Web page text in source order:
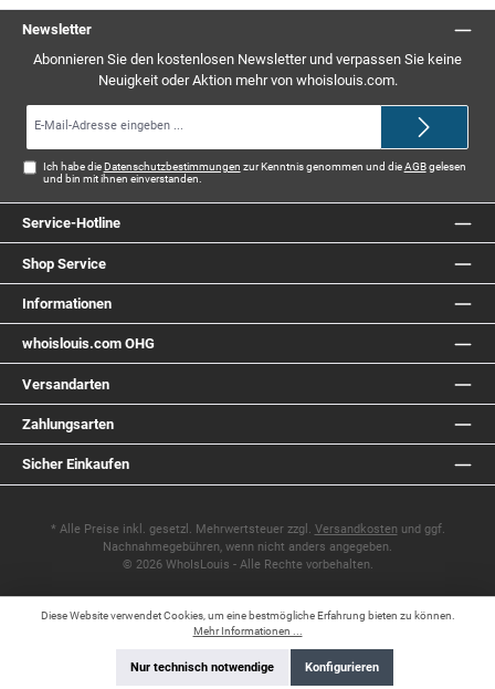
Newsletter
Abonnieren Sie den kostenlosen Newsletter und verpassen Sie keine
Neuigkeit oder Aktion mehr von whoislouis.com.
Ich habe dieDatenschutzbestimmungen zur Kenntnis genommen und dieAGBgelesen
und bin mit ihnen einverstanden.
Service-Hotline
Shop Service
Informationen
Versandarten
Zahlungsarten
whoislouis.com OHG
Sicher Einkaufen
* Alle Preise inkl. gesetzl. Mehrwertsteuer zzgl. Versandkosten und ggf.
Nachnahmegebühren, wenn nicht anders angegeben.
© 2026 WhoIsLouis - Alle Rechte vorbehalten.
Diese Website verwendet Cookies, um eine bestmögliche Erfahrung bieten zu können.
Mehr Informationen ...
Nur technisch notwendige Konfigurieren